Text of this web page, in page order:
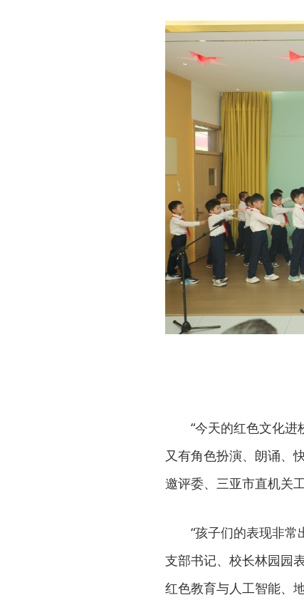
“今天的红色文化进
又有角色扮演、朗诵、
邀评委、三亚市直机关
“孩子们的表现非
支部书记、校长林园园
红色教育与人工智能、